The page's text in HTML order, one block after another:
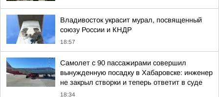
Владивосток украсит мурал, посвященный
союзу России и КНДР
18:57
Самолет с 90 пассажирами совершил
вынужденную посадку в Хабаровске: инженер
не закрыл створки и теперь ответит в суде
18:34